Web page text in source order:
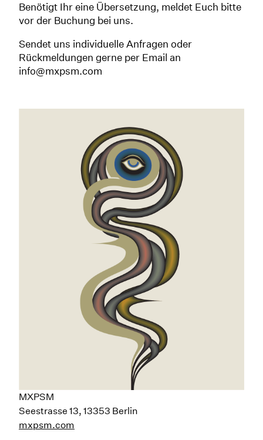
Benötigt Ihr eine Übersetzung, meldet Euch bitte
vor der Buchung bei uns.
Sendet uns individuelle Anfragen oder
Rückmeldungen gerne per Email an
info@mxpsm.com
MXPSM
Seestrasse 13, 13353 Berlin
mxpsm.com